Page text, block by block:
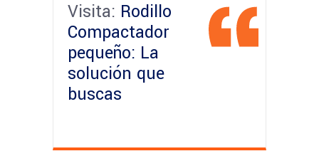
Visita: Rodillo
Compactador
pequeño: La
solución que
buscas